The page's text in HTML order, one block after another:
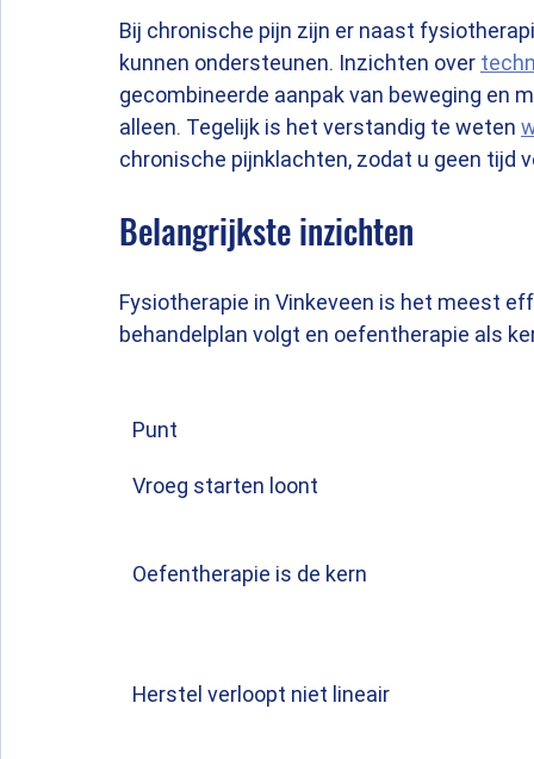
Bij chronische pijn zijn er naast
kunnen ondersteunen. Inzichten over
gecombineerde aanpak van beweging en
alleen. Tegelijk is het verstandig te weten
chronische pijnklachten, zodat u geen tijd
Belangrijkste inzichten
Fysiotherapie in Vinkeveen is het meest
behandelplan volgt en oefentherapie als
Punt
Vroeg starten loont
Oefentherapie is de kern
Herstel verloopt niet lineair